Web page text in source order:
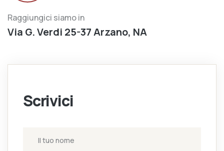
Raggiungici siamo in
Via G. Verdi 25-37 Arzano, NA
Scrivici